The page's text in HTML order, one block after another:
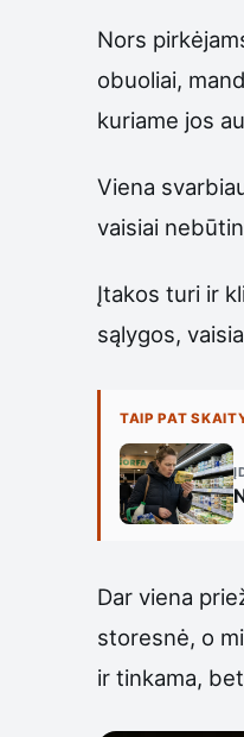
Nors
obuoliai,
kuriame jos
Viena
vaisiai
Įtakos turi ir
sąlygos,
TAIP PAT
Dar viena
storesnė, o
ir tinkama,